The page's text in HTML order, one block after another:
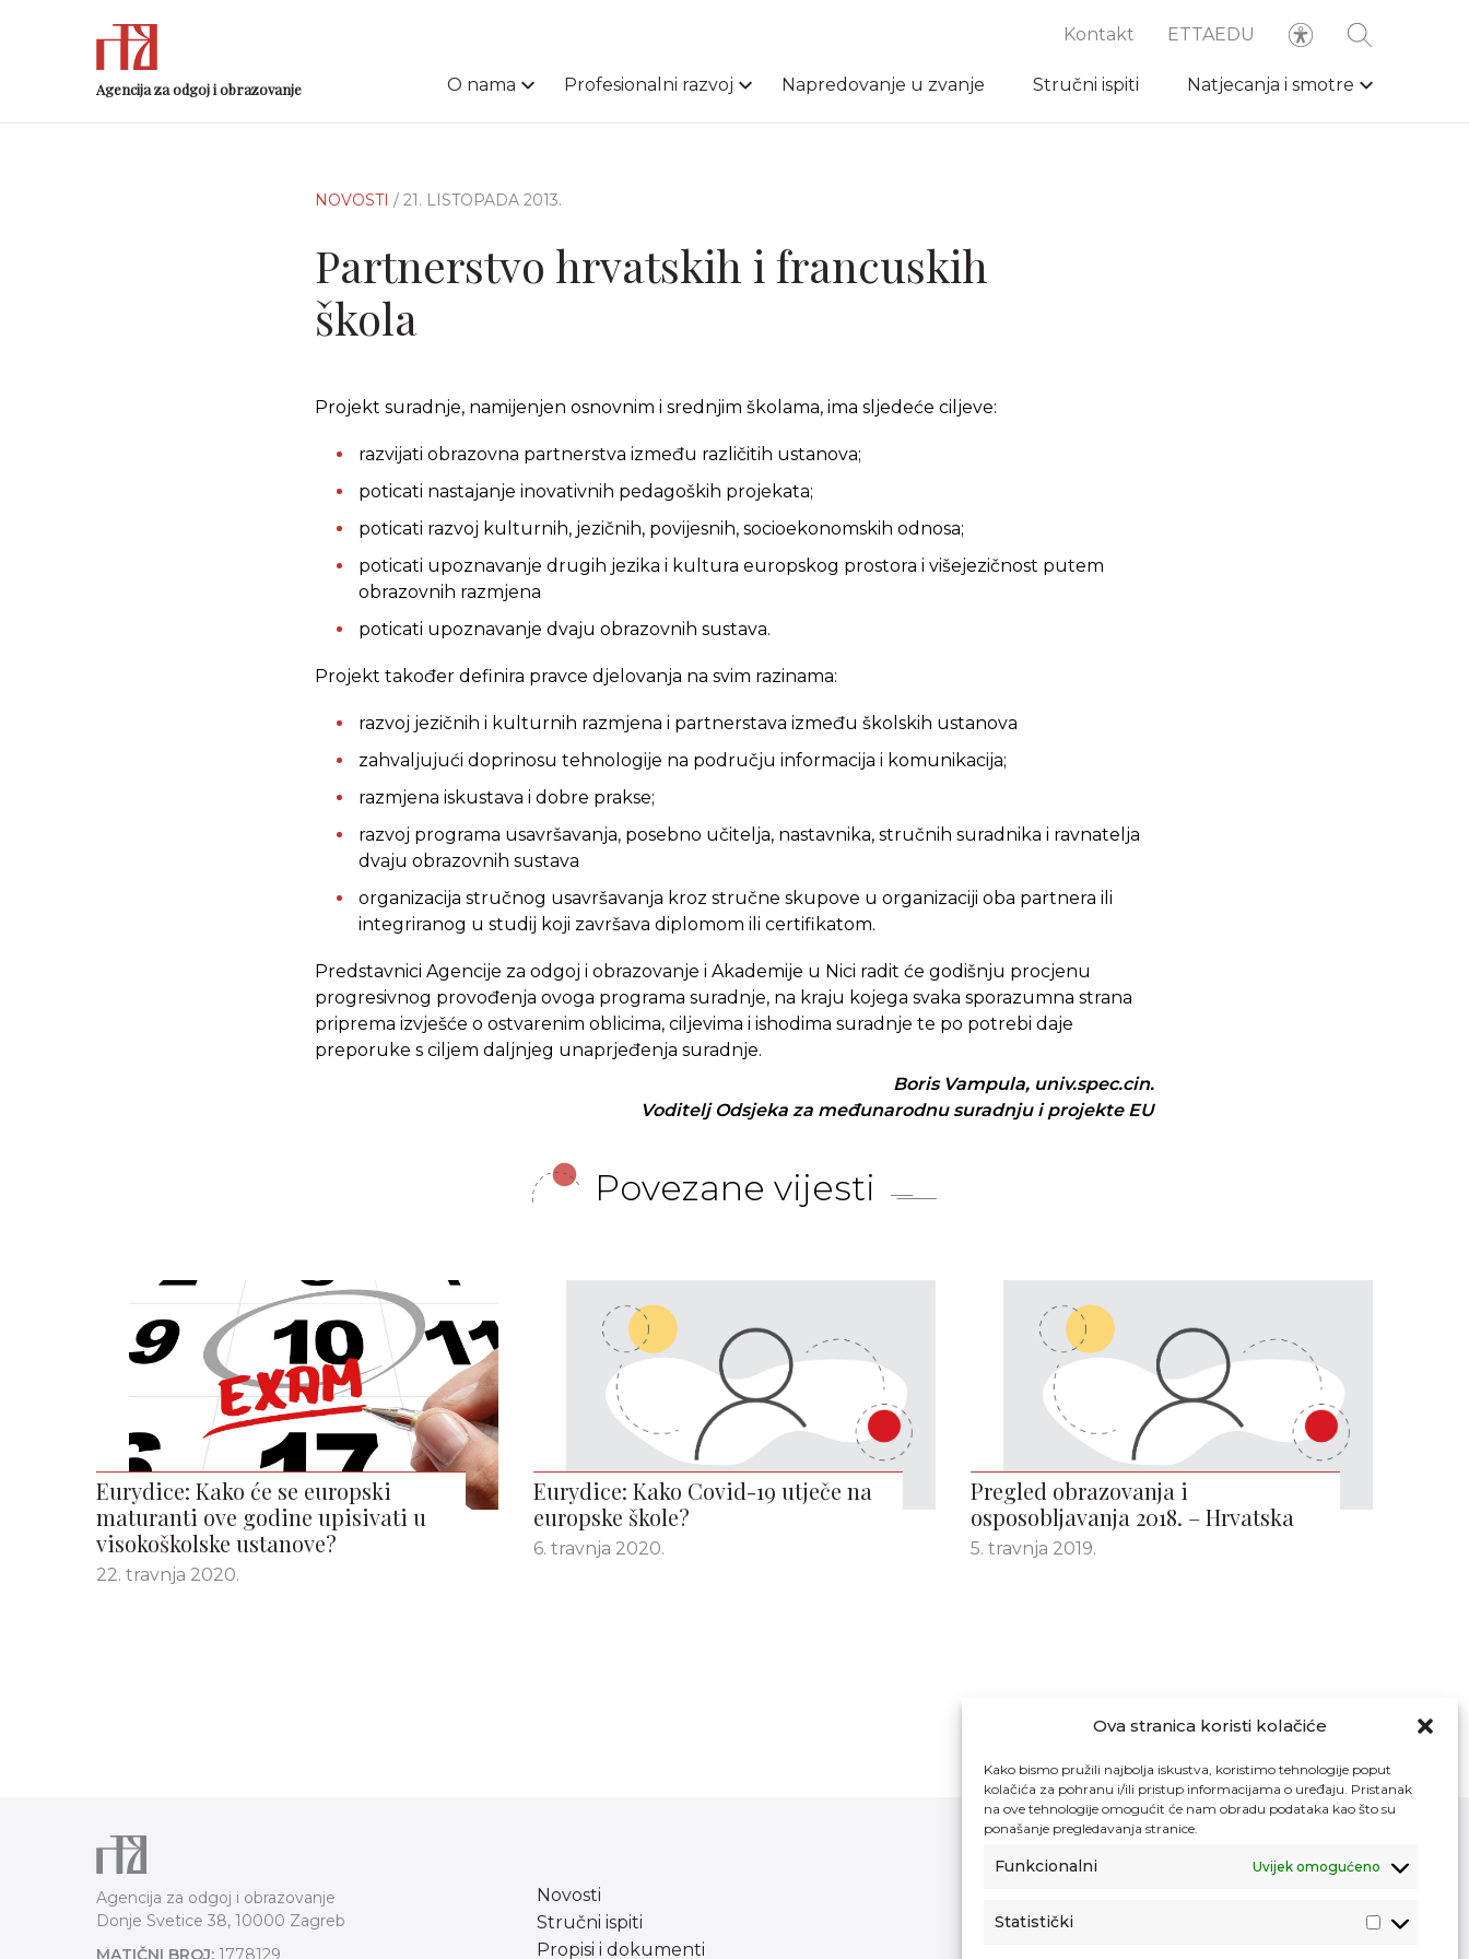
Ova stranica koristi kolačiće
Kako bismo pružili najbolja iskustva, koristimo tehnologije poput
kolačića za pohranu i/ili pristup informacijama o uređaju. Pristanak
na ove tehnologije omogućit će nam obradu podataka kao što su
ponašanje pregledavanja stranice.
Funkcionalni Uvijek omogućeno
Statistički
Agencija za odgoj i obrazovanje
Kontakt ETTAEDU
O nama Profesionalni razvoj Napredovanje u zvanje Stručni ispiti Natjecanja i smotre
NOVOSTI / 21. LISTOPADA 2013.
Partnerstvo hrvatskih i francuskih
škola
Projekt suradnje, namijenjen osnovnim i srednjim školama, ima sljedeće ciljeve:
razvijati obrazovna partnerstva između različitih ustanova;
poticati nastajanje inovativnih pedagoških projekata;
poticati razvoj kulturnih, jezičnih, povijesnih, socioekonomskih odnosa;
poticati upoznavanje drugih jezika i kultura europskog prostora i višejezičnost putem
obrazovnih razmjena
poticati upoznavanje dvaju obrazovnih sustava.
Projekt također definira pravce djelovanja na svim razinama:
razvoj jezičnih i kulturnih razmjena i partnerstava između školskih ustanova
zahvaljujući doprinosu tehnologije na području informacija i komunikacija;
razmjena iskustava i dobre prakse;
razvoj programa usavršavanja, posebno učitelja, nastavnika, stručnih suradnika i ravnatelja
dvaju obrazovnih sustava
organizacija stručnog usavršavanja kroz stručne skupove u organizaciji oba partnera ili
integriranog u studij koji završava diplomom ili certifikatom.
Predstavnici Agencije za odgoj i obrazovanje i Akademije u Nici radit će godišnju procjenu
progresivnog provođenja ovoga programa suradnje, na kraju kojega svaka sporazumna strana
priprema izvješće o ostvarenim oblicima, ciljevima i ishodima suradnje te po potrebi daje
preporuke s ciljem daljnjeg unaprjeđenja suradnje.
Boris Vampula, univ.spec.cin.
Voditelj Odsjeka za međunarodnu suradnju i projekte EU
Povezane vijesti
Eurydice: Kako će se europski
maturanti ove godine upisivati u
visokoškolske ustanove?
22. travnja 2020.
Eurydice: Kako Covid-19 utječe na
europske škole?
6. travnja 2020.
Pregled obrazovanja i
osposobljavanja 2018. – Hrvatska
5. travnja 2019.
Agencija za odgoj i obrazovanje
Donje Svetice 38, 10000 Zagreb
MATIČNI BROJ: 1778129
Novosti
Stručni ispiti
Propisi i dokumenti
Pristup informacijama